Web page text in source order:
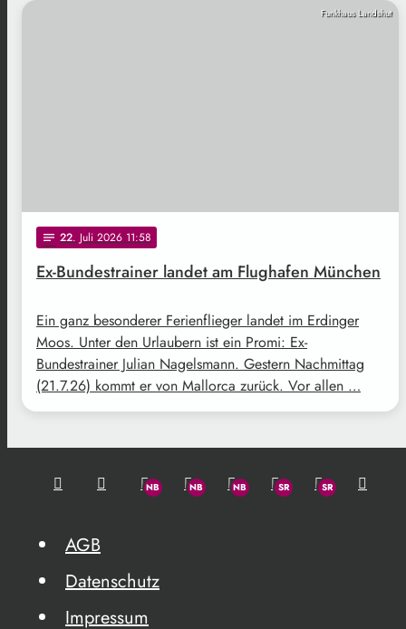
Funkhaus Landshut
notes 22. Juli 2026 11:58
Ex-Bundestrainer landet am Flughafen München
Ein ganz besonderer Ferienflieger landet im Erdinger
Moos. Unter den Urlaubern ist ein Promi: Ex-
Bundestrainer Julian Nagelsmann. Gestern Nachmittag
(21.7.26) kommt er von Mallorca zurück. Vor allen …
AGB
Datenschutz
Impressum